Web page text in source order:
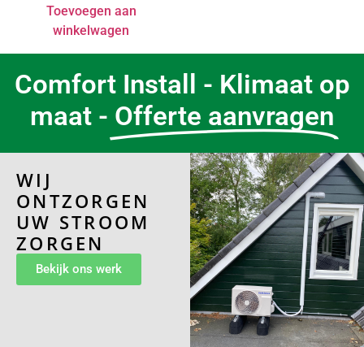
Toevoegen aan
winkelwagen
Comfort Install - Klimaat op
maat - Offerte aanvragen
WIJ
ONTZORGEN
UW STROOM
ZORGEN
Bekijk ons werk